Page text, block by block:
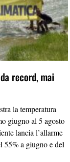
record, mai
la temperatura
giugno al 5 agosto
lancia l’allarme
55% a giugno e del